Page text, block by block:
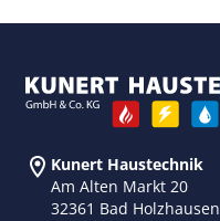
Kunert Haustechnik
Am Alten Markt 20
32361 Bad Holzhausen